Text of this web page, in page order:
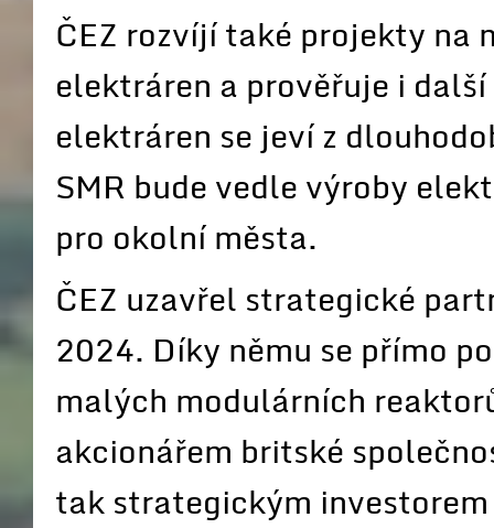
ČEZ rozvíjí také projekty na
elektráren a prověřuje i
elektráren se jeví z
SMR bude vedle výroby
pro okolní města.
ČEZ uzavřel strategické
2024. Díky němu se přímo
malých modulárních
akcionářem britské
tak strategickým